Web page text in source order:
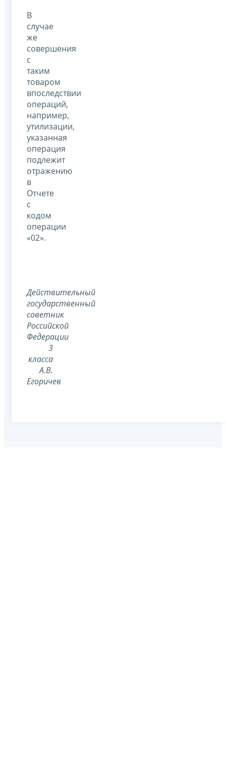
В
случае
же
совершения
с
таким
товаром
впоследствии
операций,
например,
утилизации,
указанная
операция
подлежит
отражению
в
Отчете
с
кодом
операции
«02».
Действительный
государственный
советник
Российской
Федерации
3
класса
А.В.
Егоричев